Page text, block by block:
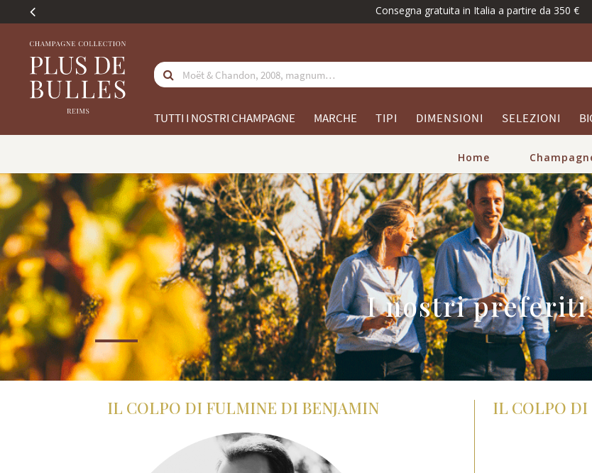
La nostra identità evolve: stessa passione, nuovo volto. Scoprite la nostra
TUTTI I NOSTRI CHAMPAGNE MARCHE TIPI DIMENSIONI SELEZIONI
Home
I nostri preferiti
IL COLPO DI FULMINE DI BENJAMIN IL COLPO